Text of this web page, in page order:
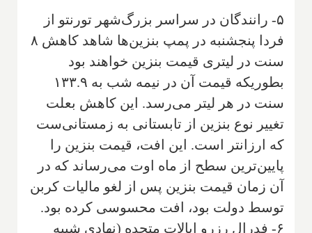
۵- رانندگان در سراسر بزرگ‌شهر تورنتو از
فردا پنجشنبه در پمپ بنزین‌ها شاهد کاهش ۸
سنت در لیتری قیمت بنزین خواهند بود
بطوریکه قیمت آن در نیمه شب به ۱۳۳.۹
سنت در هر لیتر می‌رسد. این کاهش بعلت
تغییر نوع بنزین از تابستانی به زمستانی‌ست
که ارزانتر است. این افت، قیمت بنزین را
پایین‌ترین سطح از ماه اوت می‌رساند که در
آن زمان قیمت بنزین پس از لغو مالیات کربن
توسط دولت بود، افت محسوسی کرده بود.
۶- فدرال رزرو ایالات متحده (نهادی شبیه